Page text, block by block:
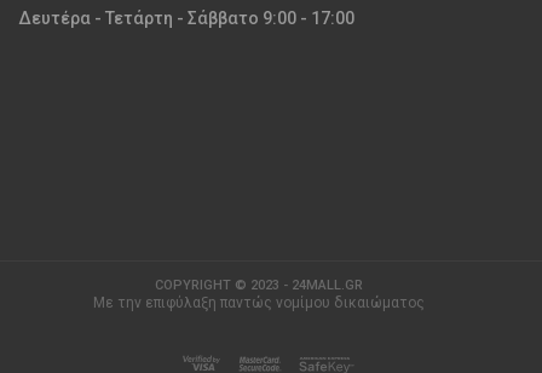
Δευτέρα - Τετάρτη - Σάββατο 9:00 - 17:00
COPYRIGHT © 2023 - 24MALL.GR
Με την επιφύλαξη παντώς νομίμου δικαιώματος